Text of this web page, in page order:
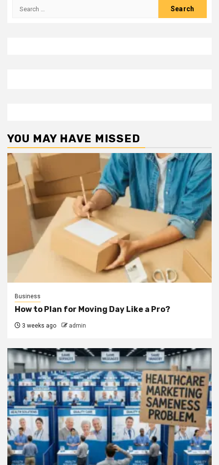
Search
YOU MAY HAVE MISSED
Business
How to Plan for Moving Day Like a Pro?
3 weeks ago admin